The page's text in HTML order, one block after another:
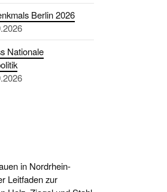
Berlin 2026
Nationale
in Nordrhein-
Leitfaden zur